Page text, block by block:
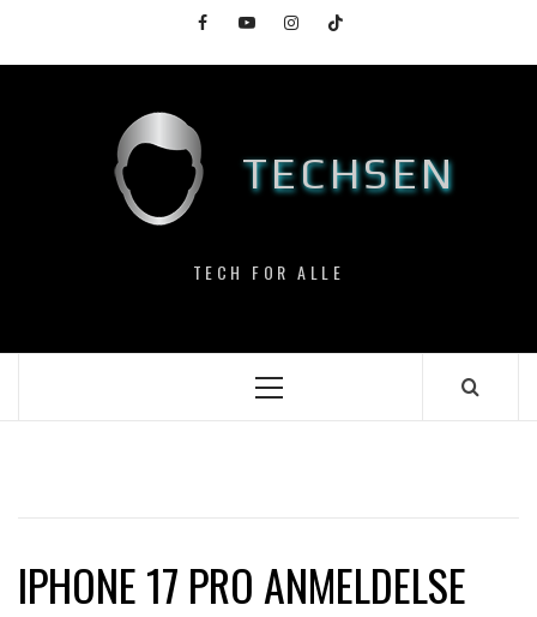
content
FacebookYouTubeInstagramTikTok
TECHSEN
TECH FOR ALLE
Primary
IPHONE 17 PRO ANMELDELSE